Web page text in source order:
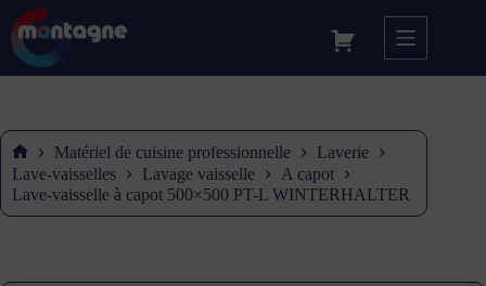
Accueil
Matériel de cuisine professionnelle
Laverie
Lave-vaisselles
Lavage vaisselle
A capot
Lave-vaisselle à capot 500×500 PT-L WINTERHALTER